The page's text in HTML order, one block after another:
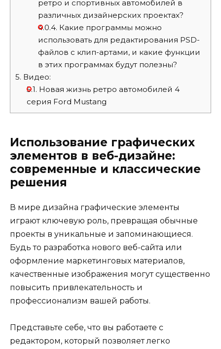
ретро и спортивных автомобилей в
различных дизайнерских проектах?
4.0.4. Какие программы можно
использовать для редактирования PSD-
файлов с клип-артами, и какие функции
в этих программах будут полезны?
5. Видео:
5.1. Новая жизнь ретро автомобилей 4
серия Ford Mustang
Использование графических
элементов в веб-дизайне:
современные и классические
решения
В мире дизайна графические элементы
играют ключевую роль, превращая обычные
проекты в уникальные и запоминающиеся.
Будь то разработка нового веб-сайта или
оформление маркетинговых материалов,
качественные изображения могут существенно
повысить привлекательность и
профессионализм вашей работы.
Представьте себе, что вы работаете с
редактором, который позволяет легко